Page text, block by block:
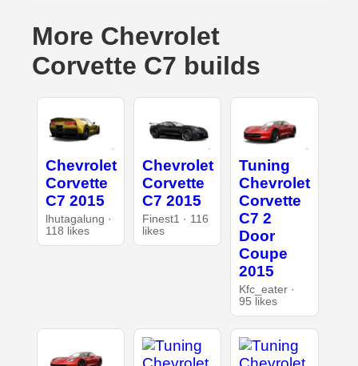
More Chevrolet
Corvette C7 builds
Chevrolet
Corvette
C7 2015
lhutagalung ·
118 likes
Chevrolet
Corvette
C7 2015
Finest1 · 116
likes
Tuning
Chevrolet
Corvette
C7 2
Door
Coupe
2015
Kfc_eater ·
95 likes